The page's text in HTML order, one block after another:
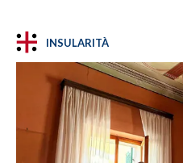
INSULARITÀ